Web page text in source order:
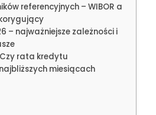
referencyjnych – WIBOR a
– najważniejsze zależności i
rata kredytu
miesiącach